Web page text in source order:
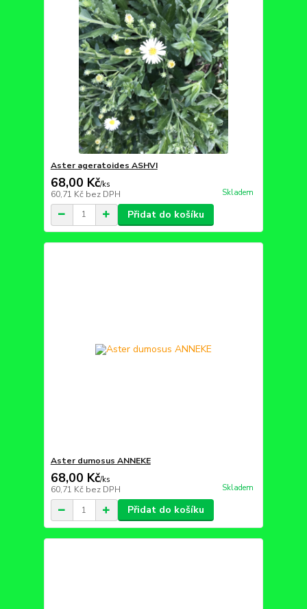
Aster ageratoides ASHVI
68,00 Kč/ks
60,71 Kč bez DPH Skladem
Přidat do košíku
Aster dumosus ANNEKE
68,00 Kč/ks
60,71 Kč bez DPH Skladem
Přidat do košíku